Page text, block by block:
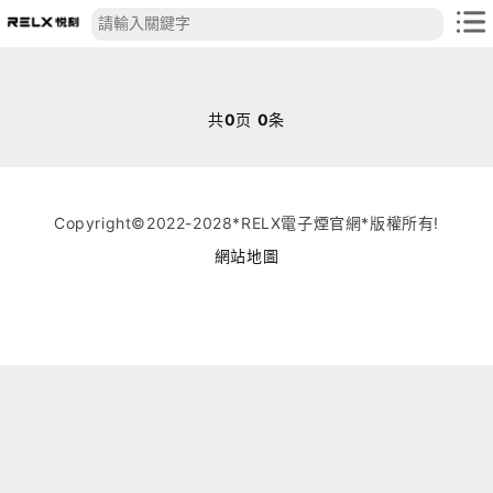
共0页 0条
Copyright©2022-2028*RELX電子煙官網*版權所有!
網站地圖